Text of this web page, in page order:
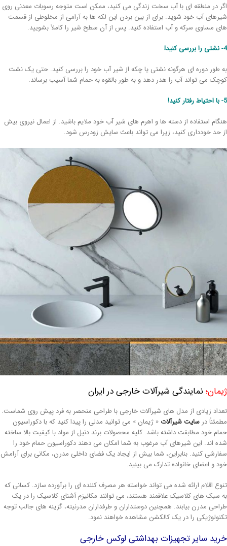
در منطقه ای با آب سخت زندگی می کنید، ممکن است متوجه رسوبات معدنی روی
آب خود شوید. برای از بین بردن این لکه ها به آرامی از مخلوطی از قسمت
مساوی سرکه و آب استفاده کنید. پس از آن سطح شیر را کاملاً بشویید.
طور دوره ای هرگونه نشتی یا چکه از شیر آب خود را بررسی کنید. حتی یک نشت
می تواند آب را هدر دهد و به طور بالقوه به حمام شما آسیب برساند.
استفاده از دسته ها و اهرم های شیر آب خود ملایم باشید. از اعمال نیروی بیش
حد خودداری کنید، زیرا می تواند باعث سایش زودرس شود.
نمایندگی شیرآلات خارجی در ایران
زیادی از مدل های شیرآلات خارجی با طراحی منحصر به فرد پیش روی شماست.
درسایت شیرآلات« ژیمان » می توانید مدلی را پیدا کنید که با دکوراسیون
خود مطابقت داشته باشد. کلیه محصولات برند دنیل از مواد با کیفیت بالا ساخته
اند. این شیرهای آب مرغوب به شما امکان می دهند دکوراسیون حمام خود را
کنید. بنابراین، شما بیش از ایجاد یک فضای داخلی مدرن، مکانی برای آرامش
و اعضای خانواده تدارک می بینید.
اقلام ارائه شده می تواند خواسته هر مصرف کننده ای را برآورده سازد. کسانی که
سبک های کلاسیک علاقمند هستند، می توانند مکانیزم آشنای کلاسیک را در یک
مدرن بیابند. همچنین دوستداران و طرفداران مدرنیته، گزینه های جالب توجه
را در یک کالکشن مشاهده خواهند نمود.
سایر تجهیزات بهداشتی لوکس خارجی